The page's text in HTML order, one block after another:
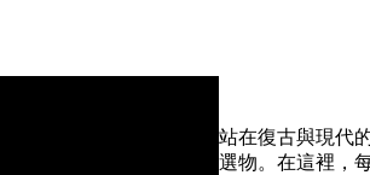
站在復古與現代
選物。在這裡，